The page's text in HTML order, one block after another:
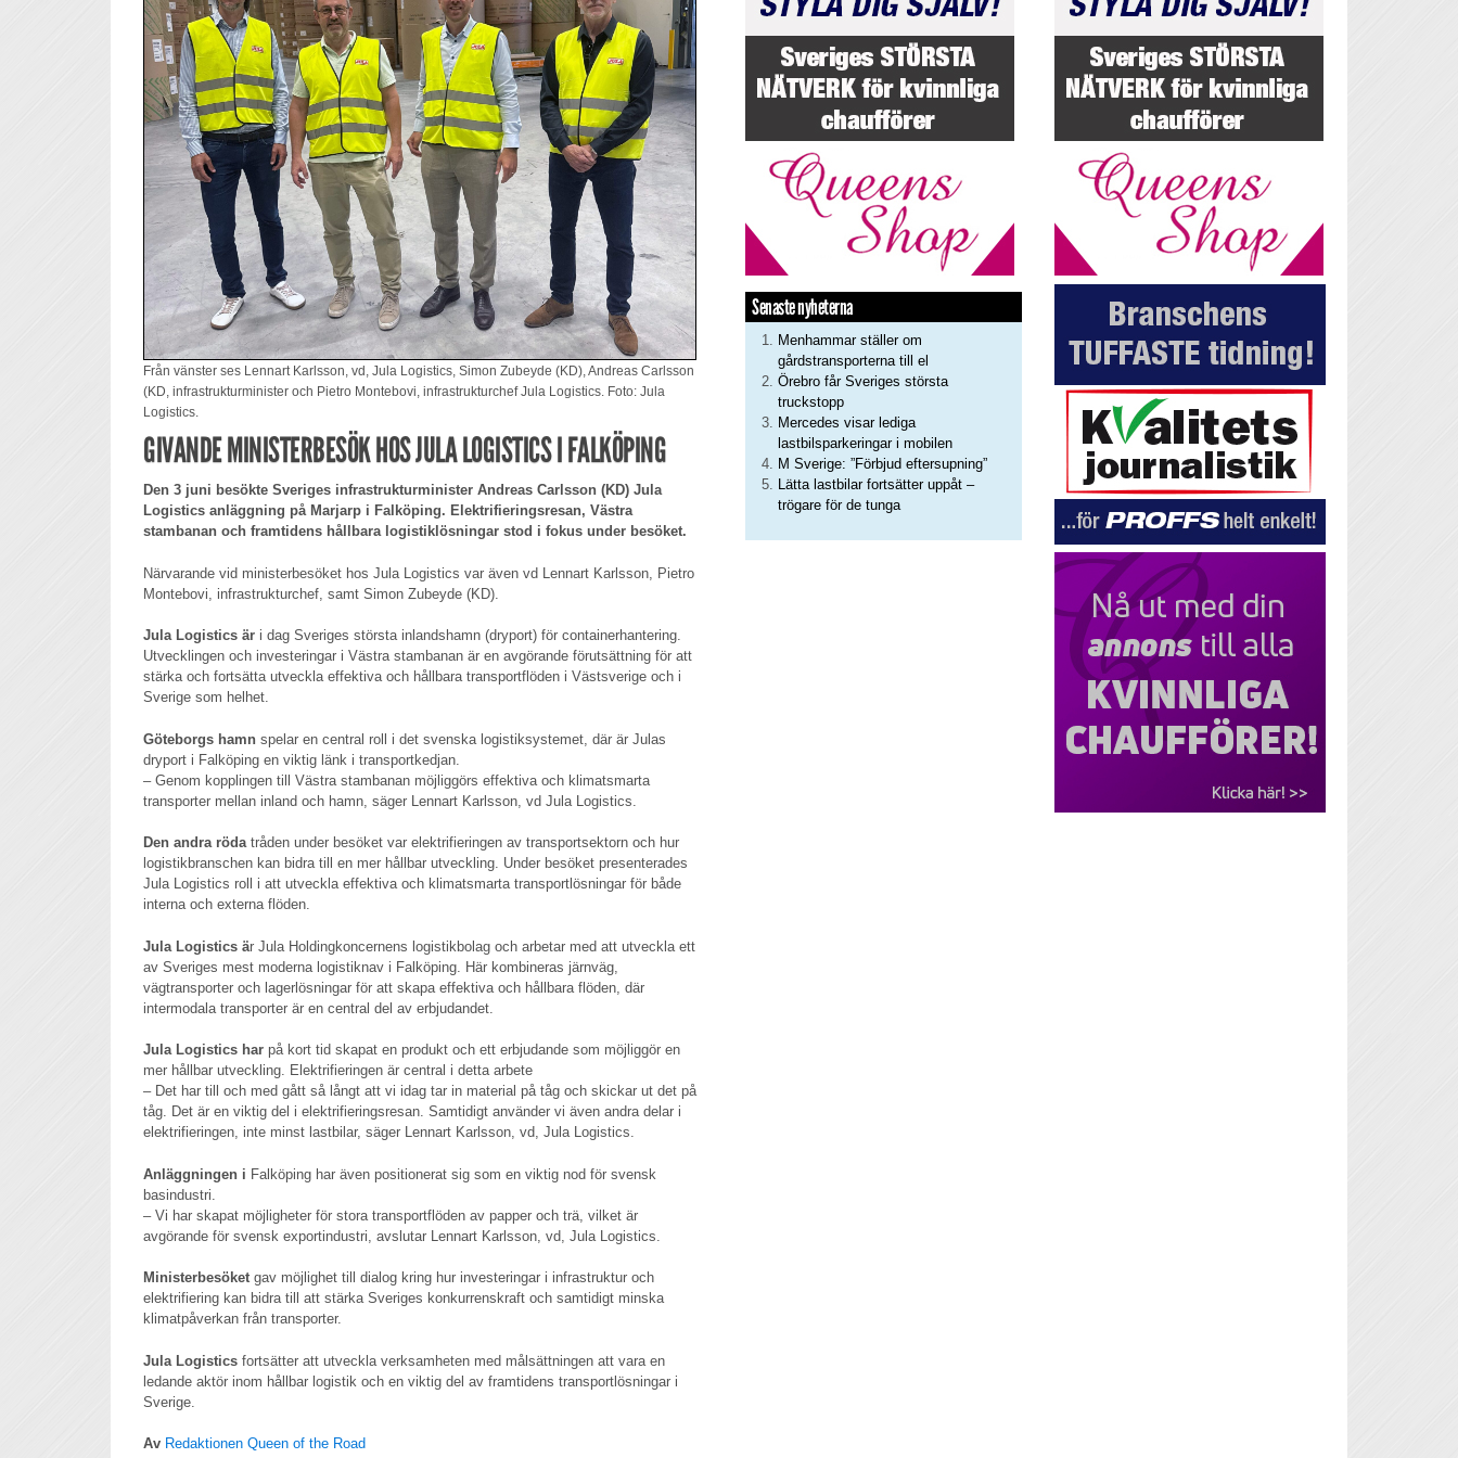
Från vänster ses Lennart Karlsson, vd, Jula Logistics, Simon Zubeyde (KD), Andreas Carlsson
(KD, infrastrukturminister och Pietro Montebovi, infrastrukturchef Jula Logistics. Foto: Jula
Logistics.
GIVANDE MINISTERBESÖK HOS JULA LOGISTICS I FALKÖPING
Den 3 juni besökte Sveriges infrastrukturminister Andreas Carlsson (KD) Jula
Logistics anläggning på Marjarp i Falköping. Elektrifieringsresan, Västra
stambanan och framtidens hållbara logistiklösningar stod i fokus under besöket.
Närvarande vid ministerbesöket hos Jula Logistics var även vd Lennart Karlsson, Pietro
Montebovi, infrastrukturchef, samt Simon Zubeyde (KD).
Jula Logistics är i dag Sveriges största inlandshamn (dryport) för containerhantering.
Utvecklingen och investeringar i Västra stambanan är en avgörande förutsättning för att
stärka och fortsätta utveckla effektiva och hållbara transportflöden i Västsverige och i
Sverige som helhet.
Göteborgs hamn spelar en central roll i det svenska logistiksystemet, där är Julas
dryport i Falköping en viktig länk i transportkedjan.
– Genom kopplingen till Västra stambanan möjliggörs effektiva och klimatsmarta
transporter mellan inland och hamn, säger Lennart Karlsson, vd Jula Logistics.
Den andra rödatråden under besöket var elektrifieringen av transportsektorn och hur
logistikbranschen kan bidra till en mer hållbar utveckling. Under besöket presenterades
Jula Logistics roll i att utveckla effektiva och klimatsmarta transportlösningar för både
interna och externa flöden.
Jula Logistics är Jula Holdingkoncernens logistikbolag och arbetar med att utveckla ett
av Sveriges mest moderna logistiknav i Falköping. Här kombineras järnväg,
vägtransporter och lagerlösningar för att skapa effektiva och hållbara flöden, där
intermodala transporter är en central del av erbjudandet.
Jula Logistics har på kort tid skapat en produkt och ett erbjudande som möjliggör en
mer hållbar utveckling. Elektrifieringen är central i detta arbete
– Det har till och med gått så långt att vi idag tar in material på tåg och skickar ut det på
tåg. Det är en viktig del i elektrifieringsresan. Samtidigt använder vi även andra delar i
elektrifieringen, inte minst lastbilar, säger Lennart Karlsson, vd, Jula Logistics.
Anläggningen i Falköping har även positionerat sig som en viktig nod för svensk
basindustri.
– Vi har skapat möjligheter för stora transportflöden av papper och trä, vilket är
avgörande för svensk exportindustri, avslutar Lennart Karlsson, vd, Jula Logistics.
Ministerbesöketgav möjlighet till dialog kring hur investeringar i infrastruktur och
elektrifiering kan bidra till att stärka Sveriges konkurrenskraft och samtidigt minska
klimatpåverkan från transporter.
Jula Logistics fortsätter att utveckla verksamheten med målsättningen att vara en
ledande aktör inom hållbar logistik och en viktig del av framtidens transportlösningar i
Sverige.
Av Redaktionen Queen of the Road
Senaste nyheterna
Menhammar ställer om
gårdstransporterna till el
Örebro får Sveriges största
truckstopp
Mercedes visar lediga
lastbilsparkeringar i mobilen
M Sverige: ”Förbjud eftersupning”
Lätta lastbilar fortsätter uppåt –
trögare för de tunga